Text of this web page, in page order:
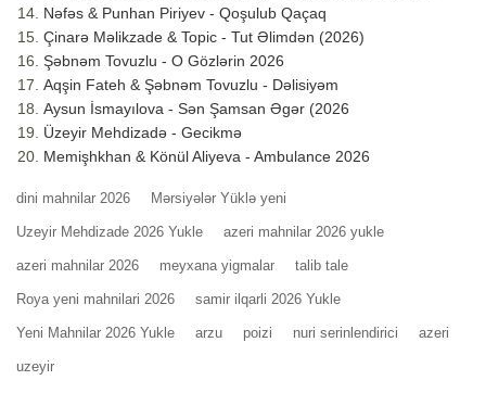
Nəfəs & Punhan Piriyev - Qoşulub Qaçaq
Çinarə Məlikzade & Topic - Tut Əlimdən (2026)
Şəbnəm Tovuzlu - O Gözlərin 2026
Aqşin Fateh & Şəbnəm Tovuzlu - Dəlisiyəm
Aysun İsmayılova - Sən Şamsan Əgər (2026
Üzeyir Mehdizadə - Gecikmə
Memişhkhan & Könül Aliyeva - Ambulance 2026
dini mahnilar 2026 Mərsiyələr Yüklə yeni
Uzeyir Mehdizade 2026 Yukle azeri mahnilar 2026 yukle
azeri mahnilar 2026 meyxana yigmalar talib tale
Roya yeni mahnilari 2026 samir ilqarli 2026 Yukle
Yeni Mahnilar 2026 Yukle arzu poizi nuri serinlendirici azeri
uzeyir